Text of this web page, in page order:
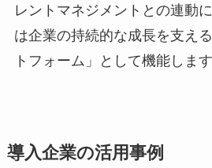
レントマネジメントとの連動
は企業の持続的な成長を支え
トフォーム」として機能します
導入企業の活用事例